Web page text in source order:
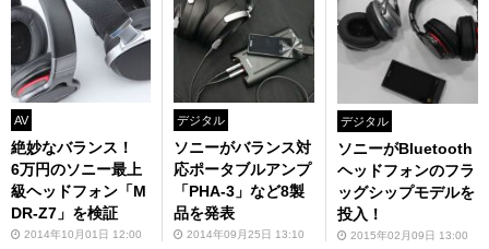
AV
絶妙なバランス！
6万円のソニー最上
級ヘッドフォン「M
DR-Z7」を検証
2014年10月01日 12:00
デジタル
ソニーがバランス対
応ポータブルアンプ
「PHA-3」など8製
品を発表
2014年09月25日 13:10
デジタル
ソニーがBluetooth
ヘッドフォンのフラ
ッグシップモデルを
投入！
2015年02月09日 13:00